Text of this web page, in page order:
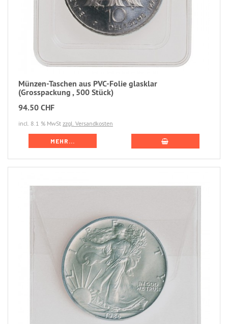
Münzen-Taschen aus PVC-Folie glasklar
(Grosspackung , 500 Stück)
94.50 CHF
incl. 8.1 % MwSt zzgl. Versandkosten
MEHR...